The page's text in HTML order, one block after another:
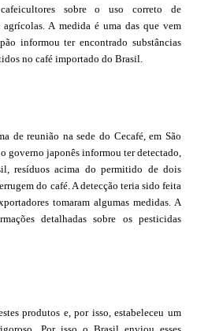
sobre o uso correto de
A medida é uma das que vem
informou ter encontrado substâncias
no café importado do Brasil.
de reunião na sede do Cecafé, em São
governo japonês informou ter detectado,
resíduos acima do permitido de dois
do café. A detecção teria sido feita
tomaram algumas medidas. A
detalhadas sobre os pesticidas
produtos e, por isso, estabeleceu um